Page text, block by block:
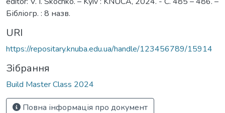
Бібліогр. : 8 назв.
URI
https://repositary.knuba.edu.ua/handle/123456789/15914
Зібрання
Build Master Class 2024
Повна інформація про документ